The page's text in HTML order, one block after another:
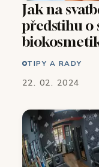
Jak na
předstihu o
TIPY A RADY
22. 02. 2024